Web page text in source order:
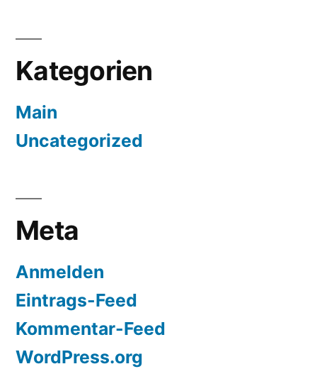
Kategorien
Main
Uncategorized
Meta
Anmelden
Eintrags-Feed
Kommentar-Feed
WordPress.org